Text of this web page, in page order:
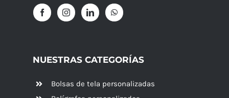
NUESTRAS CATEGORÍAS
Bolsas de tela personalizadas